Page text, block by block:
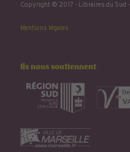
Copyright © 2017 - Libraires du Sud -
Mentions légales
Ils nous soutiennent